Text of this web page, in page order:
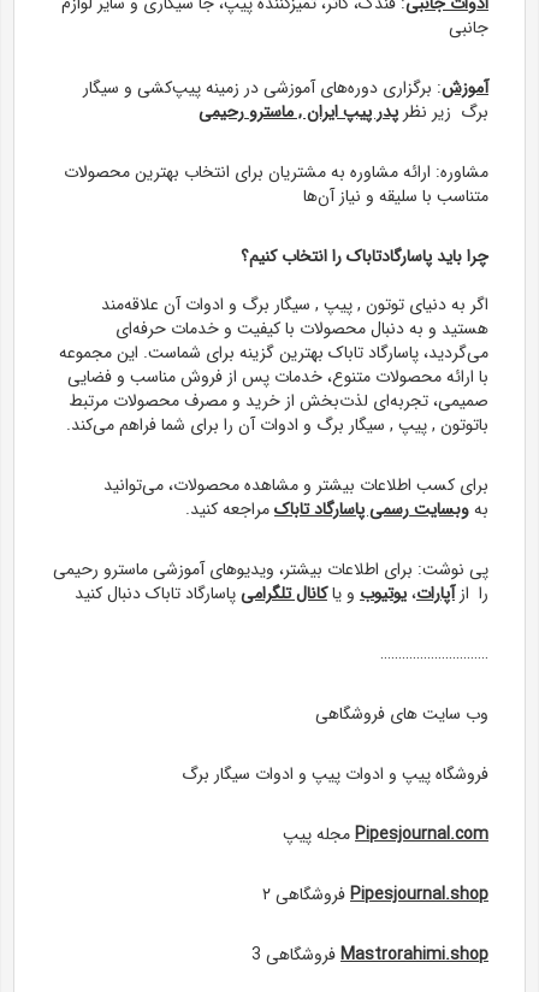
جانبی
آموزش: برگزاری دوره‌های آموزشی در زمینه پیپ‌کشی و سیگار
برگ زیر نظر پدر پیپ ایران , ماسترو رحیمی
مشاوره: ارائه مشاوره به مشتریان برای انتخاب بهترین محصولات
متناسب با سلیقه و نیاز آن‌ها
چرا باید پاسارگادتاباک را انتخاب کنیم؟
اگر به دنیای توتون , پیپ , سیگار برگ و ادوات آن علاقه‌مند
هستید و به دنبال محصولات با کیفیت و خدمات حرفه‌ای
می‌گردید، پاسارگاد تاباک بهترین گزینه برای شماست. این مجموعه
با ارائه محصولات متنوع، خدمات پس از فروش مناسب و فضایی
صمیمی، تجربه‌ای لذت‌بخش از خرید و مصرف محصولات مرتبط
باتوتون , پیپ , سیگار برگ و ادوات آن را برای شما فراهم می‌کند.
برای کسب اطلاعات بیشتر و مشاهده محصولات، می‌توانید
بهوبسایت رسمی پاسارگاد تاباکمراجعه کنید.
پی نوشت: برای اطلاعات بیشتر، ویدیوهای آموزشی ماسترو رحیمی
را ازآپارات،یوتیوبو یاکانال تلگرامیپاسارگاد تاباک دنبال کنید
…………………………
وب سایت های فروشگاهی
فروشگاه پیپ و ادوات پیپ و ادوات سیگار برگ
Pipesjournal.comمجله پيپ
Pipesjournal.shopفروشگاهی ۲
Mastrorahimi.shopفروشگاهی 3